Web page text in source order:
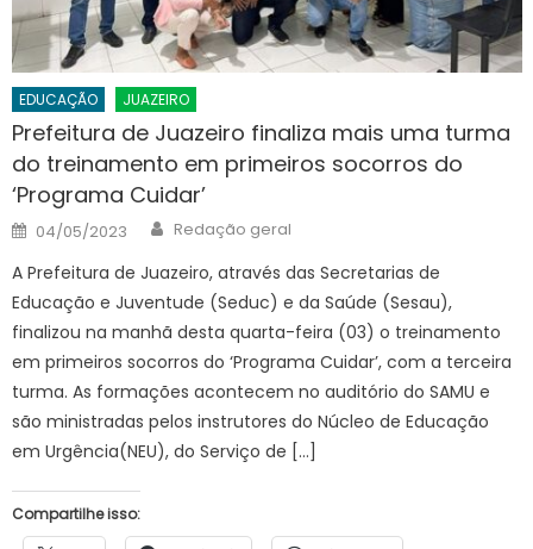
EDUCAÇÃO JUAZEIRO
Prefeitura de Juazeiro finaliza mais uma turma
do treinamento em primeiros socorros do
‘Programa Cuidar’
Posted
on
04/05/2023 Author
Redação geral
A Prefeitura de Juazeiro, através das Secretarias de
Educação e Juventude (Seduc) e da Saúde (Sesau),
finalizou na manhã desta quarta-feira (03) o treinamento
em primeiros socorros do ‘Programa Cuidar’, com a terceira
turma. As formações acontecem no auditório do SAMU e
são ministradas pelos instrutores do Núcleo de Educação
em Urgência(NEU), do Serviço de […]
Compartilhe isso: